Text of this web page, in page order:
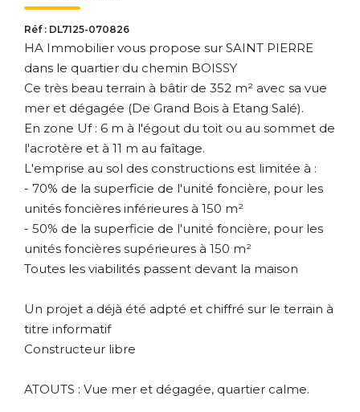
Réf : DL7125-070826
HA Immobilier vous propose sur SAINT PIERRE
dans le quartier du chemin BOISSY
Ce très beau terrain à bâtir de 352 m² avec sa vue
mer et dégagée (De Grand Bois à Etang Salé).
En zone Uf : 6 m à l'égout du toit ou au sommet de
l'acrotère et à 11 m au faîtage.
L'emprise au sol des constructions est limitée à :
- 70% de la superficie de l'unité foncière, pour les
unités foncières inférieures à 150 m²
- 50% de la superficie de l'unité foncière, pour les
unités foncières supérieures à 150 m²
Toutes les viabilités passent devant la maison
Un projet a déjà été adpté et chiffré sur le terrain à
titre informatif
Constructeur libre
ATOUTS : Vue mer et dégagée, quartier calme.